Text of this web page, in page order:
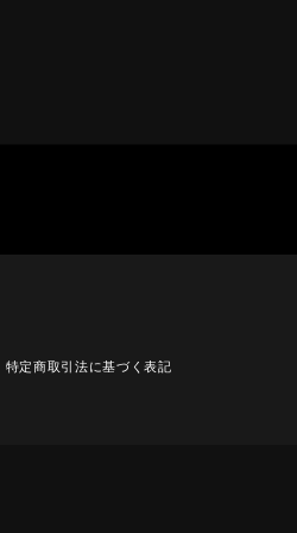
特定商取引法に基づく表記